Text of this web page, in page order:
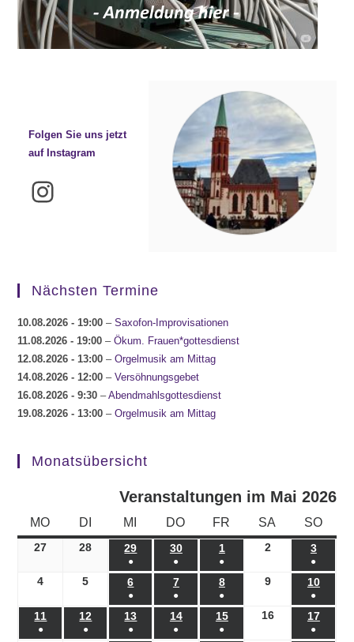
Folgen Sie uns jetzt
auf Instagram
Instagram
Nächsten Termine
10.08.2026 - 19:00 –Saxofon-Improvisationen
11.08.2026 - 19:00 –Ökum. Frauen*gottesdienst
12.08.2026 - 13:00 –Orgelmusik am Mittag
14.08.2026 - 12:00 –Versöhnungsgebet
16.08.2026 - 9:30 –Abendmahlsgottesdienst
19.08.2026 - 13:00 –Orgelmusik am Mittag
Monatsübersicht
Veranstaltungen im Mai 2026
MO MONTAG
DI DIENSTAG
MI MITTWOCH
DO DONNERSTAG
FR FREITAG
SA SAMSTAG
SO
27 27.04.2026
28 28.04.2026
29 29.04.2026
●
(1
Veranstaltung)
3030.04.2026
●
(1
Veranstaltung)
101.05.2026
●
(1
Veranstaltung)
202.05.2026
3
●
(1
4 04.05.2026
5 05.05.2026
6 06.05.2026
●
(1
Veranstaltung)
707.05.2026
●
(1
Veranstaltung)
808.05.2026
●
(1
Veranstaltung)
909.05.2026
10
●
(1
11 11.05.2026
●
12 12.05.2026
●
13 13.05.2026
●
1414.05.2026
●
1515.05.2026
●
1616.05.2026
17
●